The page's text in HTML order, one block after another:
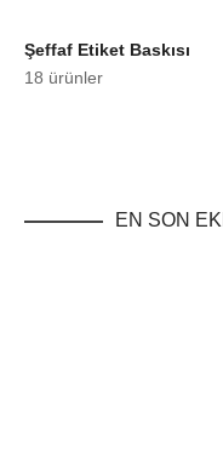
Şeffaf Etiket Baskısı
18 ürünler
EN SON